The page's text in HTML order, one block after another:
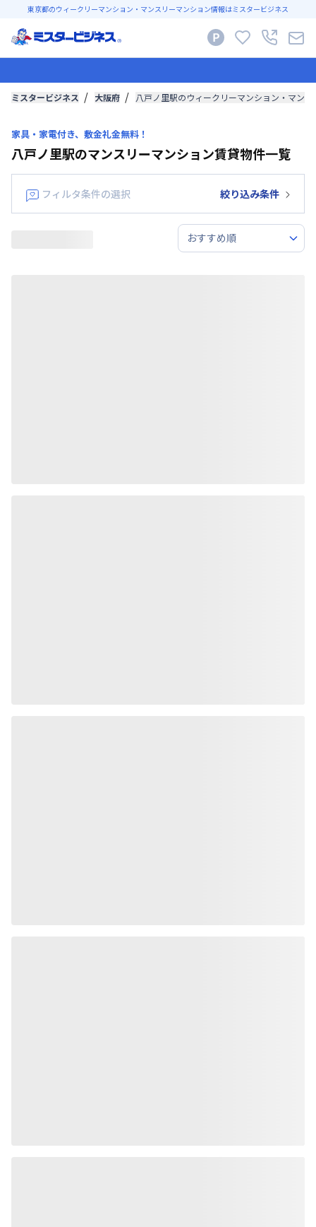
東京都のウィークリーマンション・マンスリーマンション情報はミスタービジネス
ミスタービジネス 大阪府 八戸ノ里駅のウィークリーマンション・マン
家具・家電付き、敷金礼金無料！
八戸ノ里駅のマンスリーマンション賃貸物件一覧
フィルタ条件の選択 絞り込み条件